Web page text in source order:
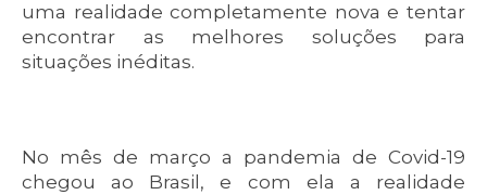
uma realidade completamente nova e tentar
encontrar as melhores soluções para
situações inéditas.
No mês de março a pandemia de Covid-19
chegou ao Brasil, e com ela a realidade